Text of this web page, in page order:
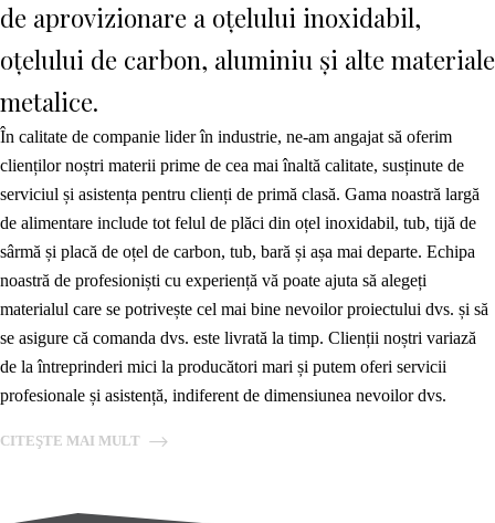
de aprovizionare a oțelului inoxidabil,
oțelului de carbon, aluminiu și alte materiale
metalice.
În calitate de companie lider în industrie, ne-am angajat să oferim
clienților noștri materii prime de cea mai înaltă calitate, susținute de
serviciul și asistența pentru clienți de primă clasă. Gama noastră largă
de alimentare include tot felul de plăci din oțel inoxidabil, tub, tijă de
sârmă și placă de oțel de carbon, tub, bară și așa mai departe. Echipa
noastră de profesioniști cu experiență vă poate ajuta să alegeți
materialul care se potrivește cel mai bine nevoilor proiectului dvs. și să
se asigure că comanda dvs. este livrată la timp. Clienții noștri variază
de la întreprinderi mici la producători mari și putem oferi servicii
profesionale și asistență, indiferent de dimensiunea nevoilor dvs.
CITEŞTE MAI MULT